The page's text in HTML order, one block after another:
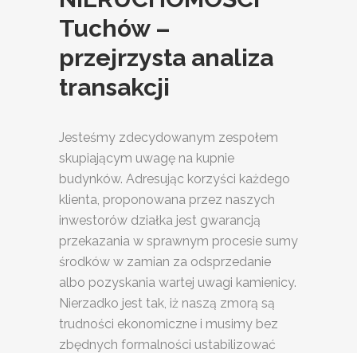
Tuchów –
przejrzysta analiza
transakcji
Jesteśmy zdecydowanym zespołem
skupiającym uwagę na kupnie
budynków. Adresując korzyści każdego
klienta, proponowana przez naszych
inwestorów działka jest gwarancją
przekazania w sprawnym procesie sumy
środków w zamian za odsprzedanie
albo pozyskania wartej uwagi kamienicy.
Nierzadko jest tak, iż naszą zmorą są
trudności ekonomiczne i musimy bez
zbędnych formalności ustabilizować